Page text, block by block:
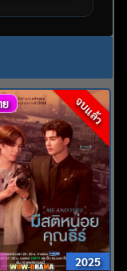
จบแล้ว
ย
2025